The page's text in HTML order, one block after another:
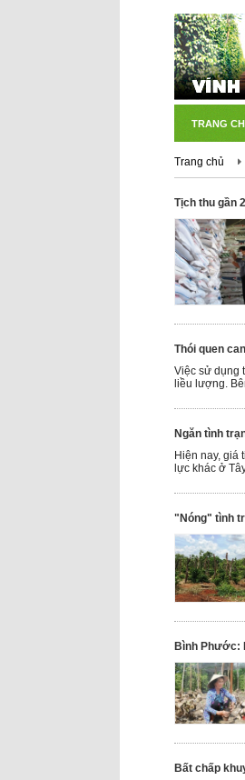
TRANG
Trang chủ
Tịch thu gần
Thói quen
Việc sử dụng
liều lượng.
Ngăn tình
Hiện nay, giá
lực khác ở
"Nóng" tình
Bình Phước:
Bất chấp